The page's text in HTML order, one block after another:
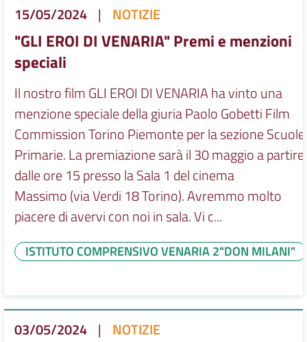
15/05/2024 | NOTIZIE
"GLI EROI DI VENARIA" Premi e menzioni
speciali
Il nostro film GLI EROI DI VENARIA ha vinto una
menzione speciale della giuria Paolo Gobetti Film
Commission Torino Piemonte per la sezione Scuole
Primarie. La premiazione sarà il 30 maggio a partire
dalle ore 15 presso la Sala 1 del cinema
Massimo (via Verdi 18 Torino). Avremmo molto
piacere di avervi con noi in sala. Vi c...
ISTITUTO COMPRENSIVO VENARIA 2"DON MILANI"
03/05/2024 | NOTIZIE